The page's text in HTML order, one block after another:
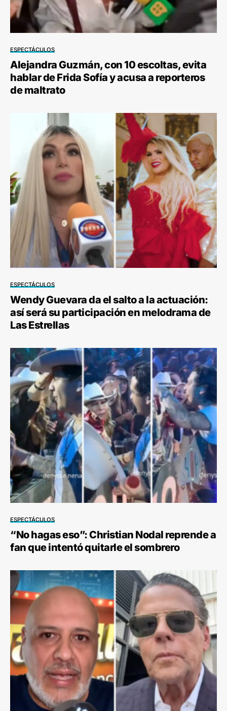
ESPECTÁCULOS
Alejandra Guzmán, con 10 escoltas, evita
hablar de Frida Sofía y acusa a reporteros
de maltrato
ESPECTÁCULOS
Wendy Guevara da el salto a la actuación:
así será su participación en melodrama de
Las Estrellas
ESPECTÁCULOS
“No hagas eso”: Christian Nodal reprende a
fan que intentó quitarle el sombrero